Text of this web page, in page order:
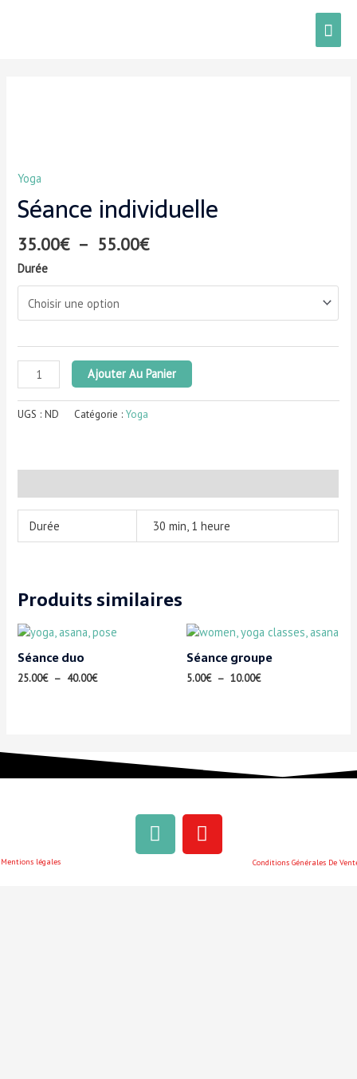
Yoga
Séance individuelle
35.00€ – 55.00€
Durée
Ajouter Au Panier
UGS :ND Catégorie :Yoga
Durée 30 min, 1 heure
Produits similaires
Séance duo
25.00€ – 40.00€
Séance groupe
5.00€ – 10.00€
Mentions légales Conditions Générales De